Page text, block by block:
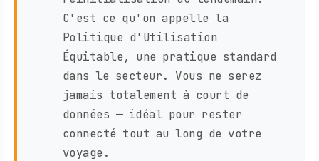
C'est ce qu'on appelle la
Politique d'Utilisation
Équitable, une pratique standard
dans le secteur. Vous ne serez
jamais totalement à court de
données — idéal pour rester
connecté tout au long de votre
voyage.